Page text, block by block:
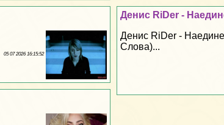
Денис RiDer -
Денис RiDer -
Слова)...
05 07 2026 16:15:52